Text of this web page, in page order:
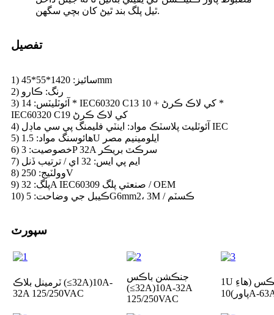
ٿيل پلگ بند ٿيڻ کان بچي سگهن.
تفصيل
1) سائيز: 1420*55*45mm
2) رنگ: ڪارو
3) آئوٽليٽس: 14 * IEC60320 C13 کي لاڪ ڪرڻ + 10 *
IEC60320 C19 کي لاڪ ڪرڻ
4) آئوٽليٽ پلاسٽڪ مواد: اينٽي فليمنگ پي سي ماڊل IEC
5) هائوسنگ مواد: 1.5U ايلومينيم مصر
6) خصوصيت: 3P 32A سرڪٽ بريڪر
7) ايم پي ايس: 32 اي / ترتيب ڏنل
8) وولٽيج: 250V
9) پلگ: 32A IEC60309 صنعتي پلگ / OEM
10) ڪيبل جي وضاحت: 5G6mm2، 3M / ڪسٽم
سپورٽ
ٽرمينل بلاڪ (≤32A)10A-
32A 125/250VAC
جنڪشن باڪس
(≤32A)10A-32A
125/250VAC
1U جنڪشن باڪس (هاءِ
پاور)10A-